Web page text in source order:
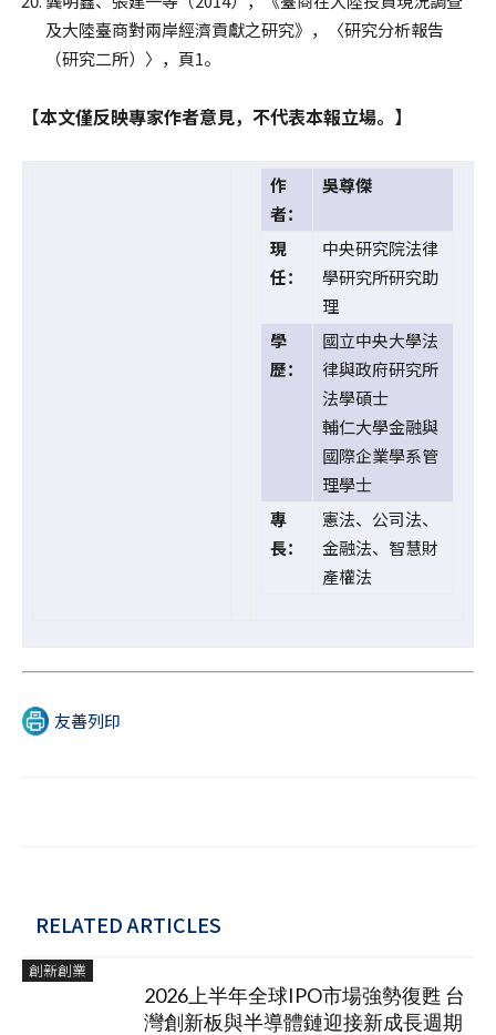
及大陸臺商對兩岸經濟貢獻之研究》，〈研究分析報告
（研究二所）〉，頁1。
【本文僅反映專家作者意見，不代表本報立場。】
作
者：
吳尊傑
現
任：
中央研究院法律
學研究所研究助
理
學
歷：
國立中央大學法
律與政府研究所
法學碩士
輔仁大學金融與
國際企業學系管
理學士
專
長：
憲法、公司法、
金融法、智慧財
產權法
友善列印
RELATED ARTICLES
創新創業
2026上半年全球IPO市場強勢復甦 台
灣創新板與半導體鏈迎接新成長週期